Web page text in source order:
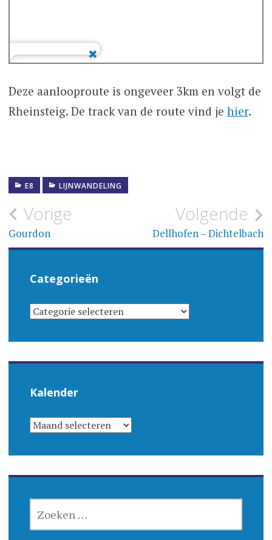
Deze aanlooproute is ongeveer 3km en volgt de
Rheinsteig. De track van de route vind je hier.
E8 LIJNWANDELING
Bericht
navigatie
Vorige
Gourdon
Volgende
Dellhofen – Dichtelbach
Categorieën
CATEGORIEËN
Kalender
KALENDER
NAAR: